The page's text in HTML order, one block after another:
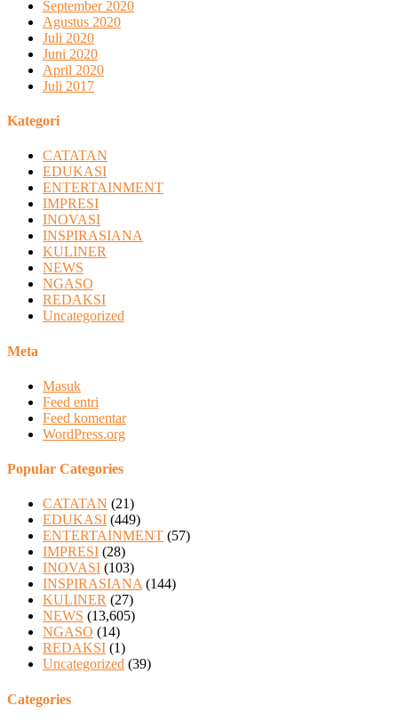
September 2020
Agustus 2020
Juli 2020
Juni 2020
April 2020
Juli 2017
Kategori
CATATAN
EDUKASI
ENTERTAINMENT
IMPRESI
INOVASI
INSPIRASIANA
KULINER
NEWS
NGASO
REDAKSI
Uncategorized
Meta
Masuk
Feed entri
Feed komentar
WordPress.org
Popular Categories
CATATAN (21)
EDUKASI (449)
ENTERTAINMENT (57)
IMPRESI (28)
INOVASI (103)
INSPIRASIANA (144)
KULINER (27)
NEWS (13,605)
NGASO (14)
REDAKSI (1)
Uncategorized (39)
Categories